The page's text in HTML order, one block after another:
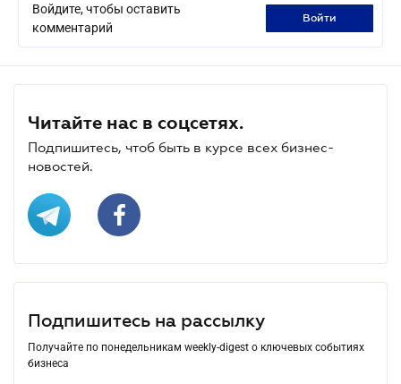
Войдите, чтобы оставить
комментарий
войти
Читайте нас в соцсетях.
Подпишитесь, чтоб быть в курсе всех бизнес-
новостей.
Подпишитесь на рассылку
Получайте по понедельникам weekly-digest о ключевых событиях
бизнеса